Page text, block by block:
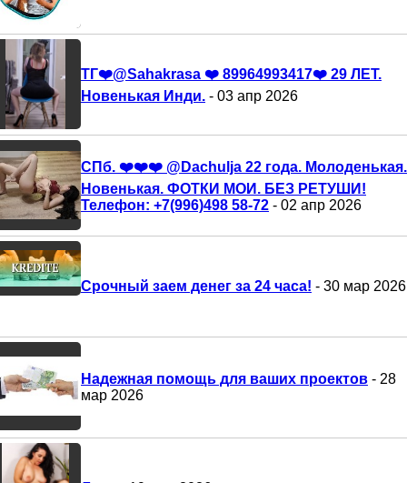
ТГ❤️@Sahakrasa ❤️ 89964993417❤️ 29 ЛЕТ.
Новенькая Инди. - 03 апр 2026
СПб. ❤️❤️❤️ @Dachulja 22 года. Молоденькая.
Новенькая. ФОТКИ МОИ. БЕЗ РЕТУШИ!
Телефон: +7(996)498 58-72 - 02 апр 2026
Срочный заем денег за 24 часа! - 30 мар 2026
Надежная помощь для ваших проектов - 28
мар 2026